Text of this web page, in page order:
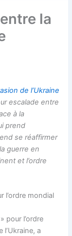
la
de l’Ukraine
escalade entre
à la
prend
se réaffirmer
guerre en
et l’ordre
l’ordre mondial
» pour l’ordre
a